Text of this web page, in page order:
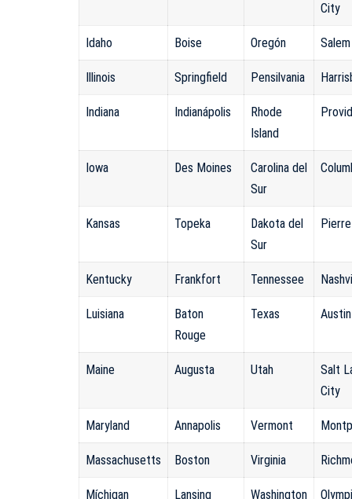
City
Idaho Boise Oregón Salem
Illinois Springfield Pensilvania
Indiana Indianápolis
Rhode
Island
Iowa Des Moines
Carolina del
Sur
Kansas Topeka
Dakota del
Sur
Pierre
Kentucky Frankfort Tennessee
Luisiana
Baton
Rouge
Texas Austin
Maine Augusta Utah
Salt
City
Maryland Annapolis Vermont
Massachusetts Boston Virginia
Míchigan Lansing Washington